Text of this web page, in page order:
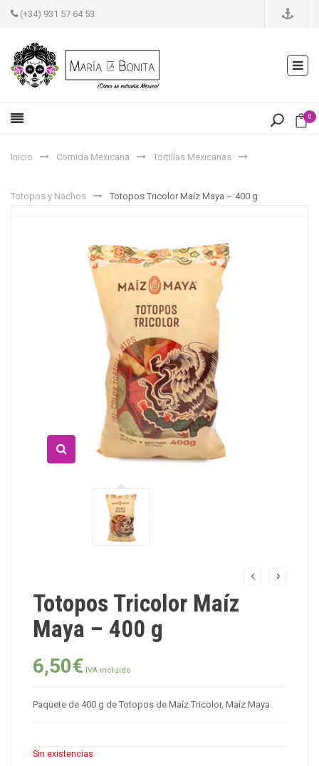
(+34) 931 57 64 53
0
Inicio Comida Mexicana Tortillas Mexicanas
Totopos y Nachos Totopos Tricolor Maíz Maya – 400 g
Totopos Tricolor Maíz
Maya – 400 g
6,50€ IVA incluido
Paquete de 400 g de Totopos de Maíz Tricolor, Maíz Maya.
Sin existencias